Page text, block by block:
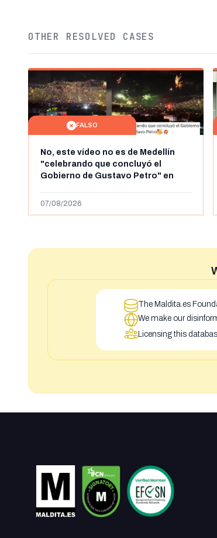
OTHER RESOLVED CASES
FALSO
No, este vídeo no es de Medellín
"celebrando que concluyó el
Gobierno de Gustavo Petro" en
de 2024
07/08/2026
The Maldita.es
We make our
Licensing this